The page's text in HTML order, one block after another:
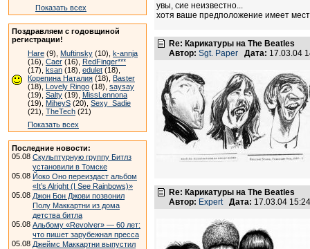
Показать всех
Поздравляем с годовщиной
регистрации!
Hare (9), Muftinsky (10), k-annja
(16), Caer (16), RedFinger***
(17), ksan (18), edulet (18),
Корепина Наталия (18), Baster
(18), Lovely Ringo (18), saysay
(19), Salty (19), MissLennona
(19), MiheyS (20), Sexy_Sadie
(21), TheTech (21)
Показать всех
Последние новости:
05.08 Скульптурную группу Битлз
установили в Томске
05.08 Йоко Оно переиздаст альбом
«It’s Alright (I See Rainbows)»
05.08 Джон Бон Джови позвонил
Полу Маккартни из дома
детства битла
05.08 Альбому «Revolver» — 60 лет:
что пишет зарубежная пресса
05.08 Джеймс Маккартни выпустил
увы, сие неизвестно...
хотя ваше предположение имеет
Re: Карикатуры на The Beatles
Автор: Sgt. Paper Дата: 17.03.04
Re: Карикатуры на The Beatles
Автор: Expert Дата: 17.03.04